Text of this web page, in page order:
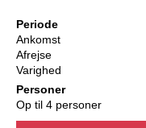
Periode
Ankomst
Afrejse
Varighed
Personer
Op til 4 personer